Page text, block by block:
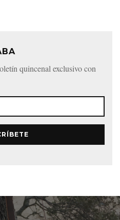
quincenal exclusivo con